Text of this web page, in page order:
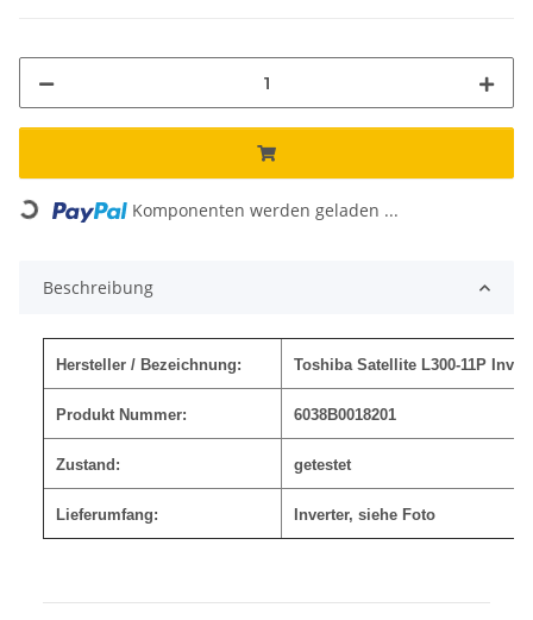
Loading... Komponenten werden geladen ...
Beschreibung
Hersteller / Bezeichnung: Toshiba Satellite L300-11P
Produkt Nummer: 6038B0018201
Zustand: getestet
Lieferumfang: Inverter, siehe Foto